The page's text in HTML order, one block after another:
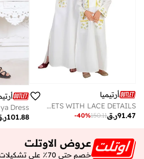
أرتيميا
SOFT PREMIUM LINEN FABRIC WITH PRINTED YOKE AND POCKETS WITH LACE DETAILS
ر.ق91.47
150.11
-40%
101.88
عروض الاوتلت
خصم حتى 70٪ على تشكيلات مختارة